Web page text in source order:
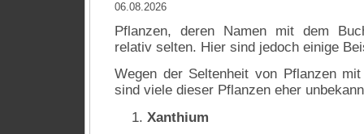
06.08.2026
Pflanzen, deren Namen mit dem
relativ selten. Hier sind jedoch einige
Wegen der Seltenheit von Pflanzen
sind viele dieser Pflanzen eher
Xanthium